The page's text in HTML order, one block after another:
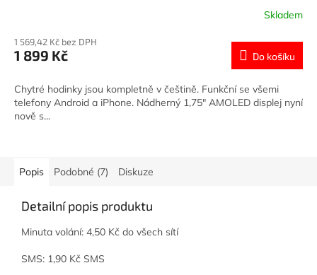
R
M
A
Skladem
1 569,42 Kč bez DPH
1 899 Kč Do košíku
Chytré hodinky jsou kompletně v češtině. Funkční se všemi
telefony Android a iPhone. Nádherný 1,75″ AMOLED displej nyní
nově s...
Popis Podobné (7) Diskuze
Detailní popis produktu
Minuta volání: 4,50 Kč do všech sítí
SMS: 1,90 Kč SMS